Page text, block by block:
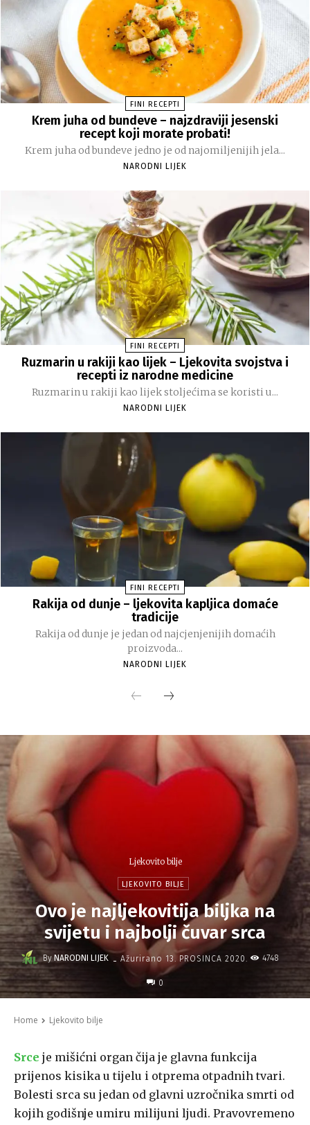
FINI RECEPTI
Krem juha od bundeve – najzdraviji jesenski
recept koji morate probati!
Krem juha od bundeve jedno je od najomiljenijih jela...
NARODNI LIJEK
FINI RECEPTI
Ruzmarin u rakiji kao lijek – Ljekovita svojstva i
recepti iz narodne medicine
Ruzmarin u rakiji kao lijek stoljećima se koristi u...
NARODNI LIJEK
FINI RECEPTI
Rakija od dunje – ljekovita kapljica domaće
tradicije
Rakija od dunje je jedan od najcjenjenijih domaćih
proizvoda...
NARODNI LIJEK